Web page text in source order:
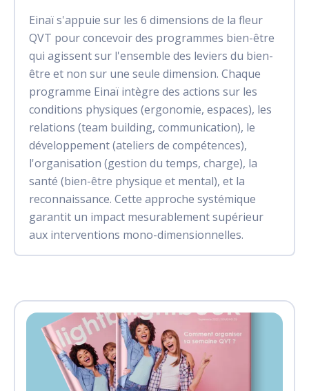
Einaï s'appuie sur les 6 dimensions de la fleur
QVT pour concevoir des programmes bien-être
qui agissent sur l'ensemble des leviers du bien-
être et non sur une seule dimension. Chaque
programme Einaï intègre des actions sur les
conditions physiques (ergonomie, espaces), les
relations (team building, communication), le
développement (ateliers de compétences),
l'organisation (gestion du temps, charge), la
santé (bien-être physique et mental), et la
reconnaissance. Cette approche systémique
garantit un impact mesurablement supérieur
aux interventions mono-dimensionnelles.